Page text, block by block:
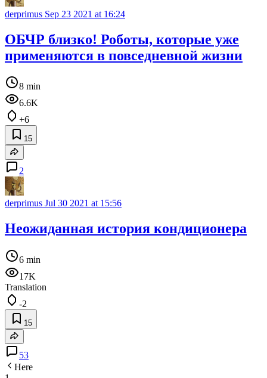
derprimus Sep 23 2021 at 16:24
ОБЧР близко! Роботы, которые уже
применяются в повседневной жизни
8 min
6.6K
+6
15
2
derprimus Jul 30 2021 at 15:56
Неожиданная история кондиционера
6 min
17K
Translation
-2
15
53
Here